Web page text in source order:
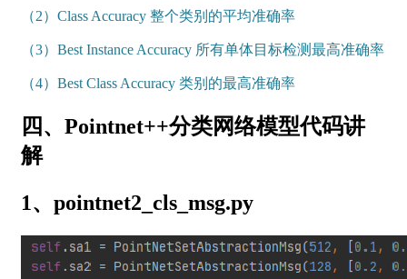
（2）Class Accuracy 整个类别的平均准确率
（3）Best Instance Accuracy 所有单体目标检测最高准确率
（4）Best Class Accuracy 类别的最高准确率
四、Pointnet++分类网络模型代码讲
解
1、pointnet2_cls_msg.py